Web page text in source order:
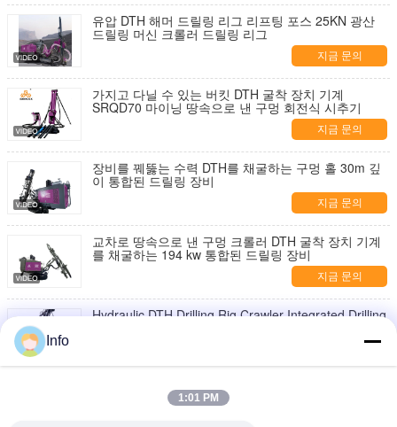
유압 DTH 해머 드릴링 리그 리프팅 포스 25KN 광산
드릴링 머신 크롤러 드릴링 리그
지금 문의
가지고 다닐 수 있는 버킷 DTH 굴착 장치 기계
SRQD70 마이닝 땅속으로 낸 구멍 회전식 시추기
지금 문의
장비를 꿰뚫는 수력 DTH를 채굴하는 구멍 홀 30m 깊
이 통합된 드릴링 장비
지금 문의
교차로 땅속으로 낸 구멍 크롤러 DTH 굴착 장치 기계
를 채굴하는 194 kw 통합된 드릴링 장비
지금 문의
Hydraulic DTH Drilling Rig Crawler Integrated Drilling
금 코어 굴착기 역순환 RC 굴착기 토양 조사 굴착기
Info
1:01 PM